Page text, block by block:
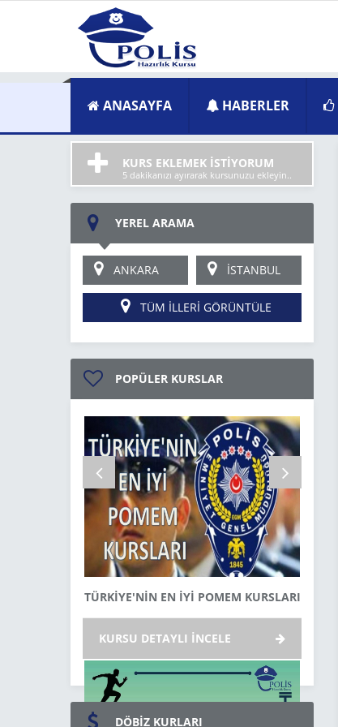
ANASAYFA HABERLER
KURS EKLEMEK İSTİYORUM
5 dakikanızı ayırarak kursunuzu ekleyin..
YEREL ARAMA
ANKARA İSTANBUL
TÜM İLLERİ GÖRÜNTÜLE
POPÜLER KURSLAR
TÜRKİYE'NİN EN İYİ POMEM KURSLARI
KURSU DETAYLI İNCELE
DÖBİZ KURLARI